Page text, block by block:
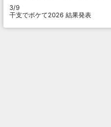
3/9
干支でボケて2026 結果発表